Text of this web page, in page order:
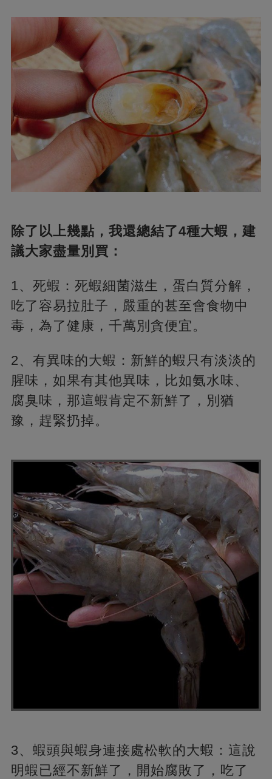
除了以上幾點，我還總結了4種大蝦，建
議大家盡量別買：
1、死蝦：死蝦細菌滋生，蛋白質分解，
吃了容易拉肚子，嚴重的甚至會食物中
毒，為了健康，千萬別貪便宜。
2、有異味的大蝦：新鮮的蝦只有淡淡的
腥味，如果有其他異味，比如氨水味、
腐臭味，那這蝦肯定不新鮮了，別猶
豫，趕緊扔掉。
3、蝦頭與蝦身連接處松軟的大蝦：這說
明蝦已經不新鮮了，開始腐敗了，吃了